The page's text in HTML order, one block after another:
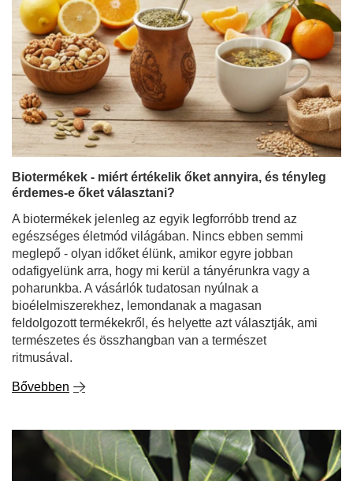
Biotermékek - miért értékelik őket annyira, és tényleg
érdemes-e őket választani?
A biotermékek jelenleg az egyik legforróbb trend az
egészséges életmód világában. Nincs ebben semmi
meglepő - olyan időket élünk, amikor egyre jobban
odafigyelünk arra, hogy mi kerül a tányérunkra vagy a
poharunkba. A vásárlók tudatosan nyúlnak a
bioélelmiszerekhez, lemondanak a magasan
feldolgozott termékekről, és helyette azt választják, ami
természetes és összhangban van a természet
ritmusával.
Bővebben